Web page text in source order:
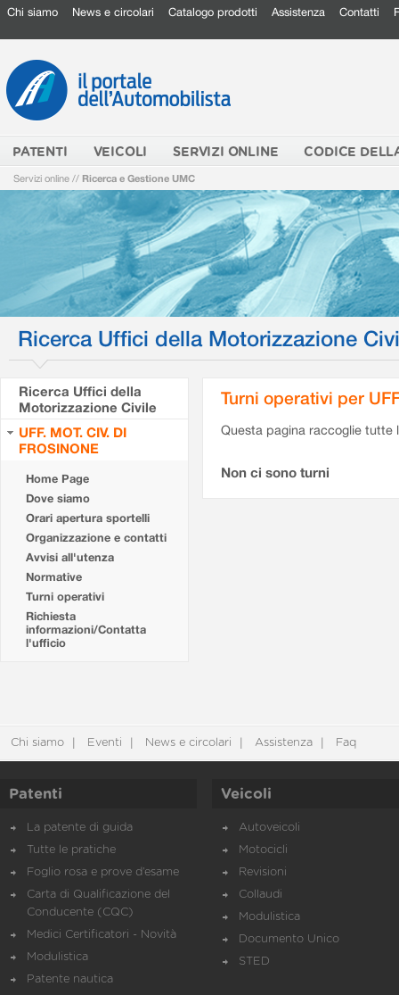
Chi siamo News e circolari Catalogo prodotti Assistenza Contatti
PATENTI VEICOLI SERVIZI ONLINE CODICE
Servizi online // Ricerca e Gestione UMC
Ricerca Uffici della Motorizzazione
Ricerca Uffici della
Motorizzazione Civile
UFF. MOT. CIV. DI
FROSINONE
Home Page
Dove siamo
Orari apertura sportelli
Organizzazione e contatti
Avvisi all'utenza
Normative
Turni operativi
Richiesta
informazioni/Contatta
l'ufficio
Turni operativi per
Questa pagina raccoglie tutte
Non ci sono turni
Chi siamo Eventi News e circolari Assistenza Faq
Patenti
La patente di guida
Tutte le pratiche
Foglio rosa e prove d’esame
Carta di Qualificazione del
Conducente (CQC)
Medici Certificatori - Novità
Modulistica
Patente nautica
Veicoli
Autoveicoli
Motocicli
Revisioni
Collaudi
Modulistica
Documento Unico
STED